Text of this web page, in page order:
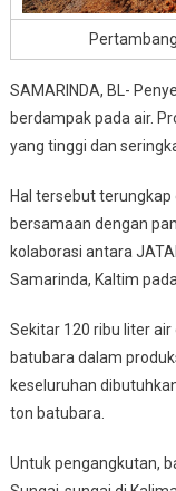
SAMARINDA, BL-
berdampak pada air.
yang tinggi dan
Hal tersebut terungkap
bersamaan dengan
kolaborasi antara
Samarinda, Kaltim
Sekitar 120 ribu liter
batubara dalam
keseluruhan
ton batubara.
Untuk pengangkutan,